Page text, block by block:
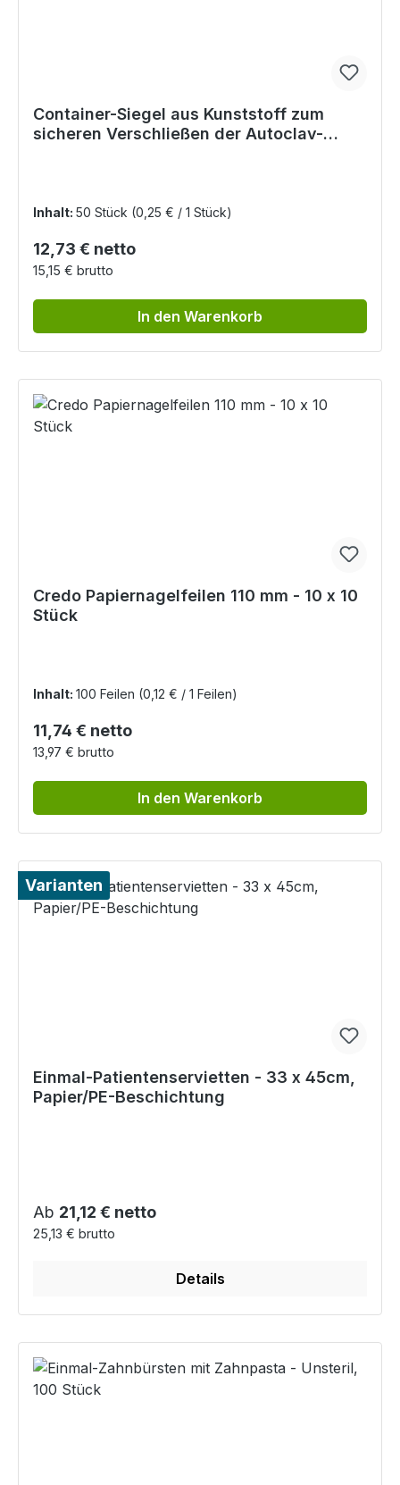
Container-Siegel aus Kunststoff zum
sicheren Verschließen der Autoclav-
Inhalt: 50 Stück (0,25 € / 1 Stück)
Regulärer Preis:
12,73 € netto
15,15 € brutto
In den Warenkorb
Credo Papiernagelfeilen 110 mm - 10 x 10
Stück
Inhalt: 100 Feilen (0,12 € / 1 Feilen)
Regulärer Preis:
11,74 € netto
13,97 € brutto
In den Warenkorb
Varianten
Einmal-Patientenservietten - 33 x 45cm,
Papier/PE-Beschichtung
Regulärer Preis:
Ab 21,12 € netto
25,13 € brutto
Details